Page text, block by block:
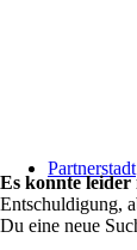
Partnerstadt
Es konnte leider
Entschuldigung,
Du eine neue